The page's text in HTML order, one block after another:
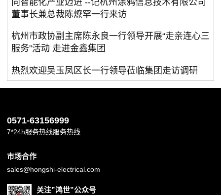
董事长兼总裁陈燎罕一行来访
杭州市政协副主席陈永良一行领导开展“走亲连心三
服务”活动 走进金鑫集团
热烈欢迎吴玉凤区长一行领导莅临集团走访调研
0571-63156999
7*24h服务热线服务热线
市场合作
sales@hongshi-electrical.com
关注”鸿世”公众号